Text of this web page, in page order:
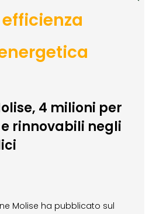
efficienza
4 milioni per
rinnovabili negli
Molise ha pubblicato sul